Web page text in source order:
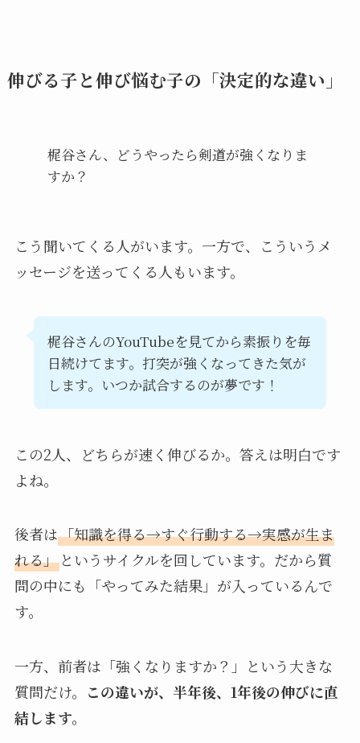
伸びる子と伸び悩む子の「決定的な違い」
梶谷さん、どうやったら剣道が強くなりま
すか？
こう聞いてくる人がいます。一方で、こういうメ
ッセージを送ってくる人もいます。
梶谷さんのYouTubeを見てから素振りを毎
日続けてます。打突が強くなってきた気が
します。いつか試合するのが夢です！
この2人、どちらが速く伸びるか。答えは明白です
よね。
後者は「知識を得る→すぐ行動する→実感が生ま
れる」というサイクルを回しています。だから質
問の中にも「やってみた結果」が入っているんで
す。
一方、前者は「強くなりますか？」という大きな
質問だけ。 この違いが、半年後、1年後の伸びに直
結します。